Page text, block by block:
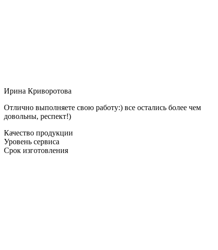
Ирина Криворотова
Отлично выполняете свою работу:) все остались более чем
довольны, респект!)
Качество продукции
Уровень сервиса
Срок изготовления